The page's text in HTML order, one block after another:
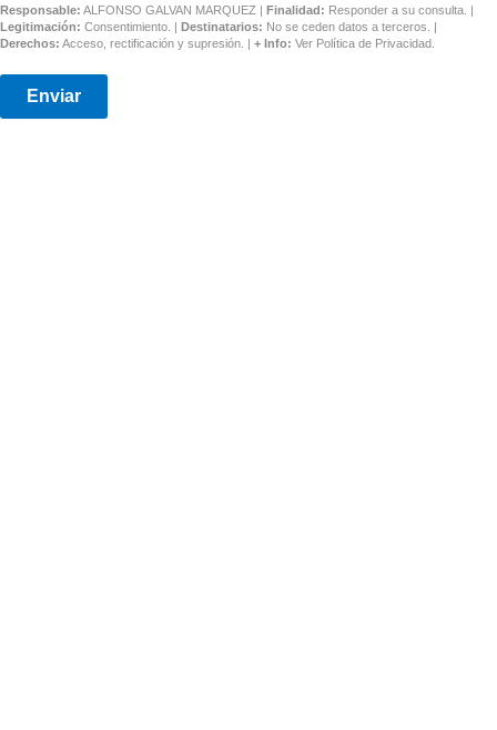
Responsable: ALFONSO GALVAN MARQUEZ | Finalidad: Responder a su consulta. |
Legitimación: Consentimiento. | Destinatarios: No se ceden datos a terceros. |
Derechos: Acceso, rectificación y supresión. | + Info: Ver Política de Privacidad
Enviar